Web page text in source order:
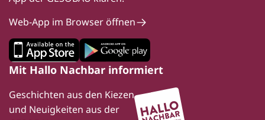
Web-App im Browser öffnen
Mit Hallo Nachbar informiert
Geschichten aus den Kiezen
und Neuigkeiten aus der